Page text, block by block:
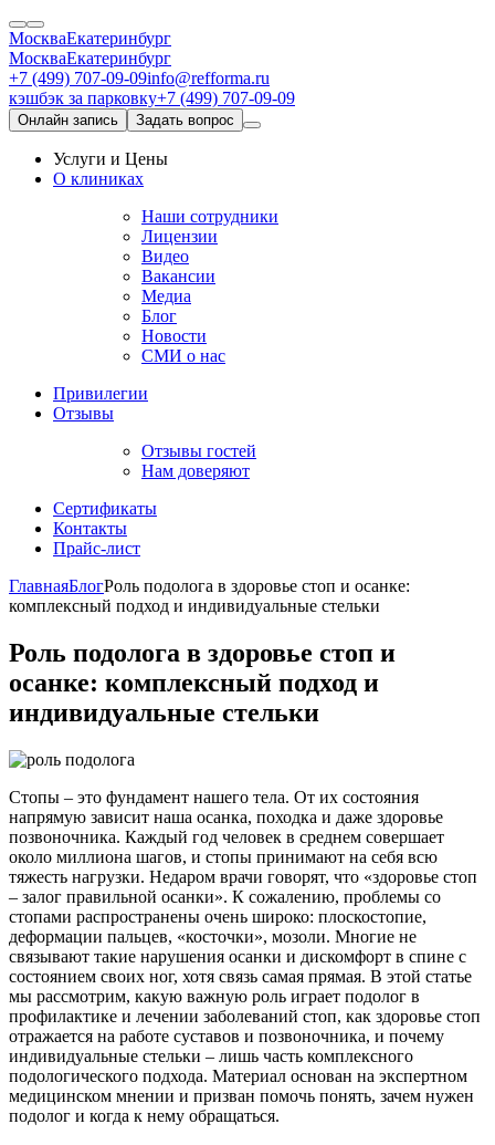
МоскваЕкатеринбург
МоскваЕкатеринбург
+7 (499) 707-09-09info@refforma.ru
кэшбэк за парковку+7 (499) 707-09-09
Онлайн запись Задать вопрос
Услуги и Цены
О клиниках
Наши сотрудники
Лицензии
Видео
Вакансии
Медиа
Блог
Новости
СМИ о нас
Привилегии
Отзывы
Отзывы гостей
Нам доверяют
Сертификаты
Контакты
Прайс-лист
ГлавнаяБлогРоль подолога в здоровье стоп и осанке:
комплексный подход и индивидуальные стельки
Роль подолога в здоровье стоп и
осанке: комплексный подход и
индивидуальные стельки
Стопы – это фундамент нашего тела. От их состояния
напрямую зависит наша осанка, походка и даже здоровье
позвоночника. Каждый год человек в среднем совершает
около миллиона шагов, и стопы принимают на себя всю
тяжесть нагрузки. Недаром врачи говорят, что «здоровье стоп
– залог правильной осанки». К сожалению, проблемы со
стопами распространены очень широко: плоскостопие,
деформации пальцев, «косточки», мозоли. Многие не
связывают такие нарушения осанки и дискомфорт в спине с
состоянием своих ног, хотя связь самая прямая. В этой статье
мы рассмотрим, какую важную роль играет подолог в
профилактике и лечении заболеваний стоп, как здоровье стоп
отражается на работе суставов и позвоночника, и почему
индивидуальные стельки – лишь часть комплексного
подологического подхода. Материал основан на экспертном
медицинском мнении и призван помочь понять, зачем нужен
подолог и когда к нему обращаться.